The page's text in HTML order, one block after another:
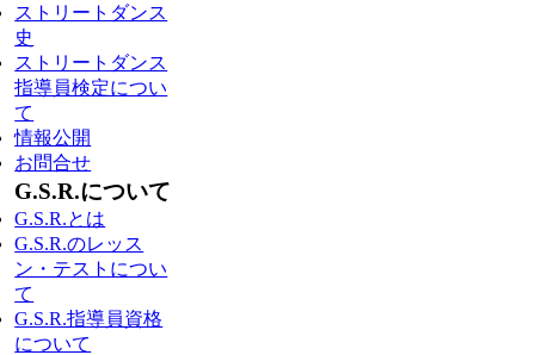
ストリートダンス
史
ストリートダンス
指導員検定につい
て
情報公開
お問合せ
G.S.R.について
G.S.R.とは
G.S.R.のレッス
ン・テストについ
て
G.S.R.指導員資格
について